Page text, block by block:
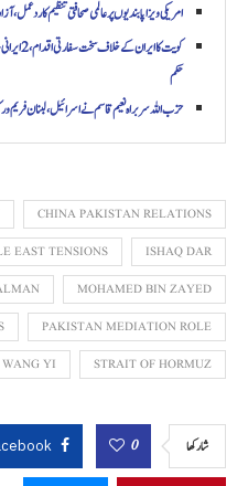
امریکی ویزا پابندیوں پر عالمی صحافتی تنظیم کا
حکم
حزب اللہ سربراہ نعیم قاسم نے اسرائیل، لبنان فریم
CHINA PAKISTAN RELATIONS
ISHAQ DAR
EAST TENSIONS
MOHAMED BIN ZAYED
PAKISTAN MEDIATION ROLE
STRAIT OF HORMUZ
WANG YI
شاركها 0